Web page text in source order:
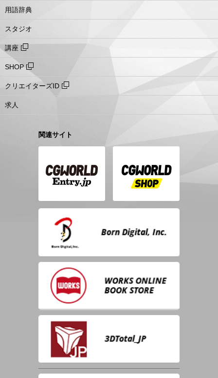
用語辞典
スタジオ
講座
SHOP
クリエイターズID
求人
関連サイト